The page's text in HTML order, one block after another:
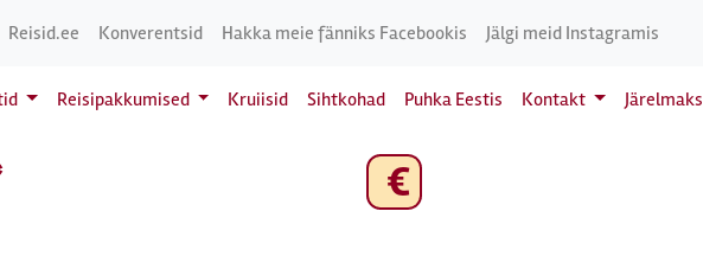
Reisid.ee Konverentsid Hakka meie fänniks Facebookis Jälgi meid Instagramis
Reisipakkumised Kruiisid Sihtkohad Puhka Eestis Kontakt Järelmaks
€